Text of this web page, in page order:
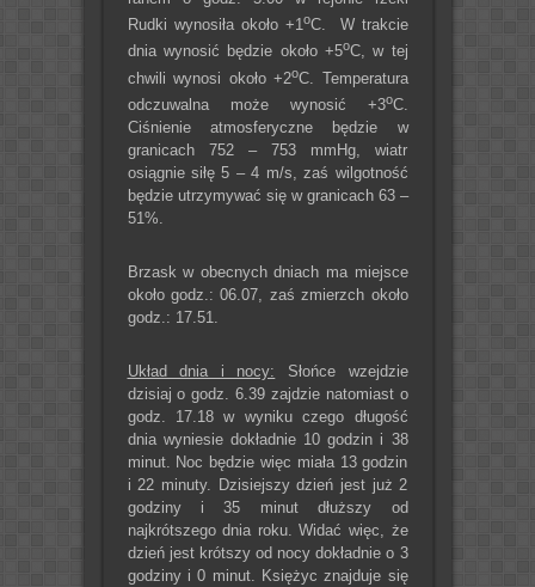
Rudki wynosiła około +1oC. W trakcie
dnia wynosić będzie około +5oC, w tej
chwili wynosi około +2oC. Temperatura
odczuwalna może wynosić +3oC.
Ciśnienie atmosferyczne będzie w
granicach 752 – 753 mmHg, wiatr
osiągnie siłę 5 – 4 m/s, zaś wilgotność
będzie utrzymywać się w granicach 63 –
51%.
Brzask w obecnych dniach ma miejsce
około godz.: 06.07, zaś zmierzch około
godz.: 17.51.
Układ dnia i nocy: Słońce wzejdzie
dzisiaj o godz. 6.39 zajdzie natomiast o
godz. 17.18 w wyniku czego długość
dnia wyniesie dokładnie 10 godzin i 38
minut. Noc będzie więc miała 13 godzin
i 22 minuty. Dzisiejszy dzień jest już 2
godziny i 35 minut dłuższy od
najkrótszego dnia roku. Widać więc, że
dzień jest krótszy od nocy dokładnie o 3
godziny i 0 minut. Księżyc znajduje się